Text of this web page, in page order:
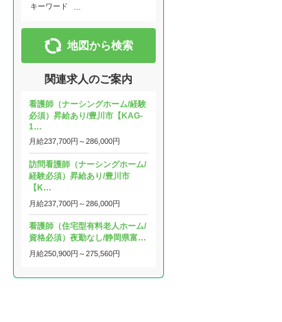
キーワード
地図から検索
関連求人のご案内
看護師（ナーシングホーム/経験
必須）昇給あり/豊川市【KAG-
1…
月給237,700円～286,000円
訪問看護師（ナーシングホーム/
経験必須）昇給あり/豊川市
【K…
月給237,700円～286,000円
看護師（住宅型有料老人ホーム/
資格必須）夜勤なし/静岡県富…
月給250,900円～275,560円